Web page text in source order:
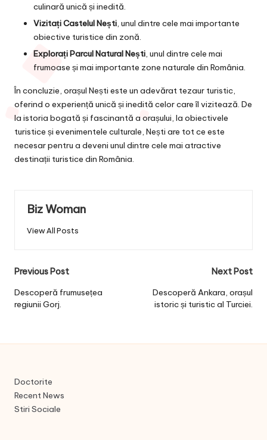
culinară unică și inedită.
Vizitați Castelul Nești, unul dintre cele mai importante
obiective turistice din zonă.
Explorați Parcul Natural Nești, unul dintre cele mai
frumoase și mai importante zone naturale din România.
În concluzie, orașul Nești este un adevărat tezaur turistic,
oferind o experiență unică și inedită celor care îl vizitează. De
la istoria bogată și fascinantă a orașului, la obiectivele
turistice și evenimentele culturale, Nești are tot ce este
necesar pentru a deveni unul dintre cele mai atractive
destinații turistice din România.
Biz Woman
View All Posts
Post
navigation
Previous Post
Descoperă frumusețea
regiunii Gorj.
Next Post
Descoperă Ankara, orașul
istoric și turistic al Turciei.
Doctorite
Recent News
Stiri Sociale